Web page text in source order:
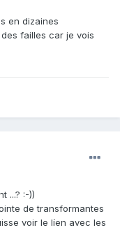
en dizaines
failles car je vois
...? :-))
de transformantes
voir le líen avec les